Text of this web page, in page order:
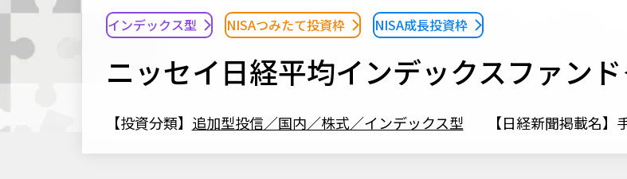
ニッセイ日経平均インデックスファン
インデックス型 NISAつみたて投資枠 NISA成長投資枠
【投資分類】 追加型投信／国内／株式／インデックス型 【日経新聞掲載名】